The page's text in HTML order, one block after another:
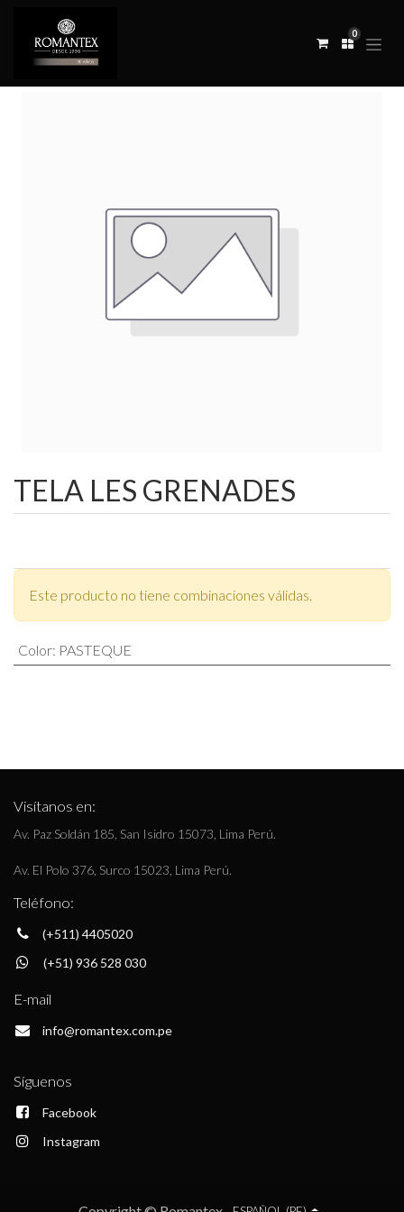
0
TELA LES GRENADES
Este producto no tiene combinaciones válidas.
Color: PASTEQUE
Visítanos en:
Av. Paz Soldán 185, San Isidro 15073, Lima Perú.
Av. El Polo 376, Surco 15023, Lima Perú.
Teléfono:
(+511) 4405020
(+51) 936 528 030
E-mail
info@romantex.com.pe
Síguenos
Facebook
Instagram